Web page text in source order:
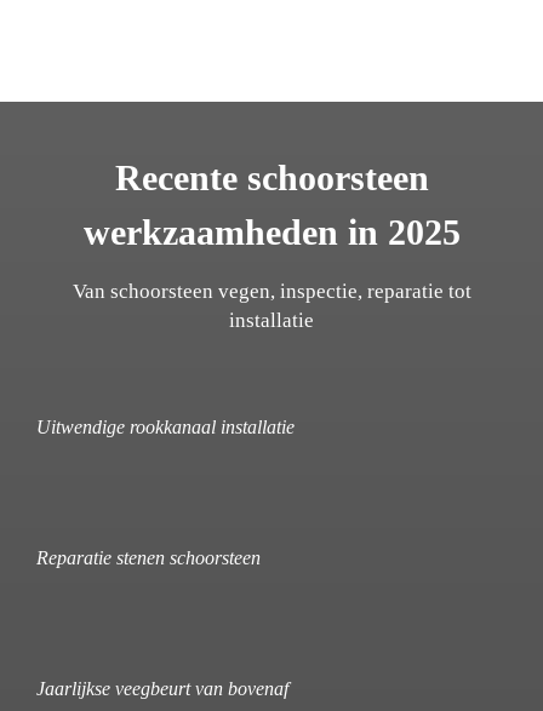
Recente schoorsteen
werkzaamheden in 2025
Van schoorsteen vegen, inspectie, reparatie tot
installatie
Uitwendige rookkanaal installatie
Reparatie stenen schoorsteen
Jaarlijkse veegbeurt van bovenaf